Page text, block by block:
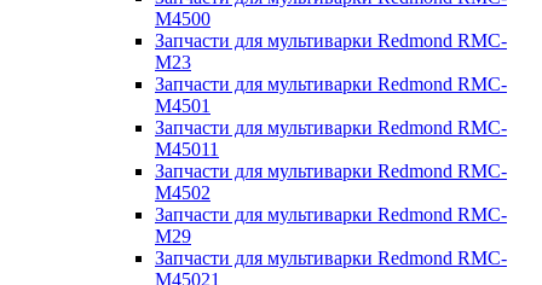
M4500
Запчасти для мультиварки Redmond RMC-
M23
Запчасти для мультиварки Redmond RMC-
M4501
Запчасти для мультиварки Redmond RMC-
M45011
Запчасти для мультиварки Redmond RMC-
M4502
Запчасти для мультиварки Redmond RMC-
M29
Запчасти для мультиварки Redmond RMC-
M45021